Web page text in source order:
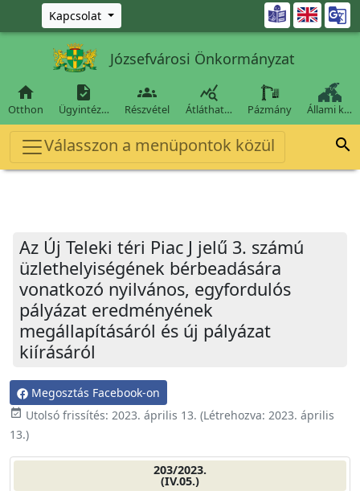
Ugrás a fő tartalomra
Kapcsolat 
Józsefvárosi Önkormányzat

Otthon

Ügyintéz…

Részvétel

Átláthat… Pázmány Állami k…
Válasszon a menüpontok közül 
Az Új Teleki téri Piac J jelű 3. számú
üzlethelyiségének bérbeadására
vonatkozó nyilvános, egyfordulós
pályázat eredményének
megállapításáról és új pályázat
kiírásáról
Megosztás Facebook-on
event_available Utolsó frissítés: 2023. április 13. (Létrehozva: 2023. április
13.)
203/2023.
(IV.05.)